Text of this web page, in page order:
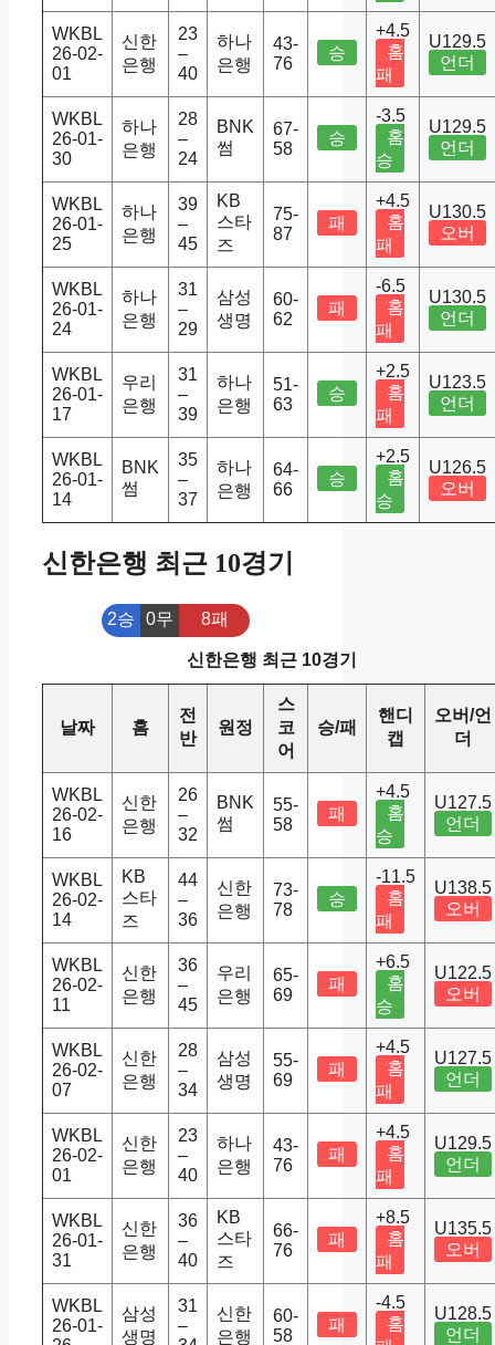
WKBL
26-02-
01
신한
은행
23
–
40
하나
은행
43-
76
승
+4.5
홈
패
U129.5
언더
WKBL
26-01-
30
하나
은행
28
–
24
BNK
썸
67-
58
승
-3.5
홈
승
U129.5
언더
WKBL
26-01-
25
하나
은행
39
–
45
KB
스타
즈
75-
87
패
+4.5
홈
패
U130.5
오버
WKBL
26-01-
24
하나
은행
31
–
29
삼성
생명
60-
62
패
-6.5
홈
패
U130.5
언더
WKBL
26-01-
17
우리
은행
31
–
39
하나
은행
51-
63
승
+2.5
홈
패
U123.5
언더
WKBL
26-01-
14
BNK
썸
35
–
37
하나
은행
64-
66
승
+2.5
홈
승
U126.5
오버
신한은행 최근 10경기
2승 0무 8패
신한은행 최근 10경기
날짜 홈
전
반
원정
스
코
어
승/패
핸디
캡
오버/언
더
WKBL
26-02-
16
신한
은행
26
–
32
BNK
썸
55-
58
패
+4.5
홈
승
U127.5
언더
WKBL
26-02-
14
KB
스타
즈
44
–
36
신한
은행
73-
78
승
-11.5
홈
패
U138.5
오버
WKBL
26-02-
11
신한
은행
36
–
45
우리
은행
65-
69
패
+6.5
홈
승
U122.5
오버
WKBL
26-02-
07
신한
은행
28
–
34
삼성
생명
55-
69
패
+4.5
홈
패
U127.5
언더
WKBL
26-02-
01
신한
은행
23
–
40
하나
은행
43-
76
패
+4.5
홈
패
U129.5
언더
WKBL
26-01-
31
신한
은행
36
–
40
KB
스타
즈
66-
76
패
+8.5
홈
패
U135.5
오버
WKBL
26-01-
삼성
생명
31
–
신한
은행
60-
58
패
-4.5
홈
U128.5
언더